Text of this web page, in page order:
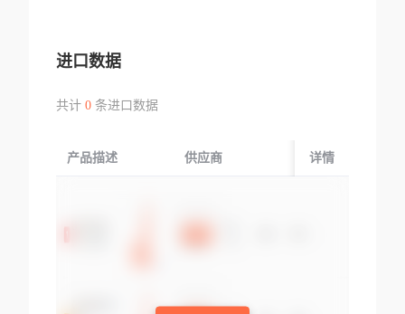
进口数据
共计 0条进口数据
产品描述 供应商 起运国/地区
详情